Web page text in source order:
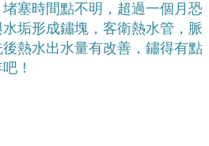
塞時間點不明，超過一個月恐
垢形成鏽塊，客衛熱水管，脈
熱水出水量有改善，鏽得有點
！